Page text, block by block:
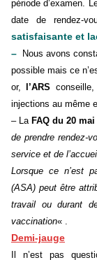
période d’examen.
date de rendez-
satisfaisante et
–
Nous avons
possible mais ce
or,
l’ARS
injections au même
– La FAQ du 20 mai
de prendre rendez-
service et de
Lorsque ce n’est
(ASA) peut être
travail ou durant
vaccination« .
Demi-jauge
Il n’est pas